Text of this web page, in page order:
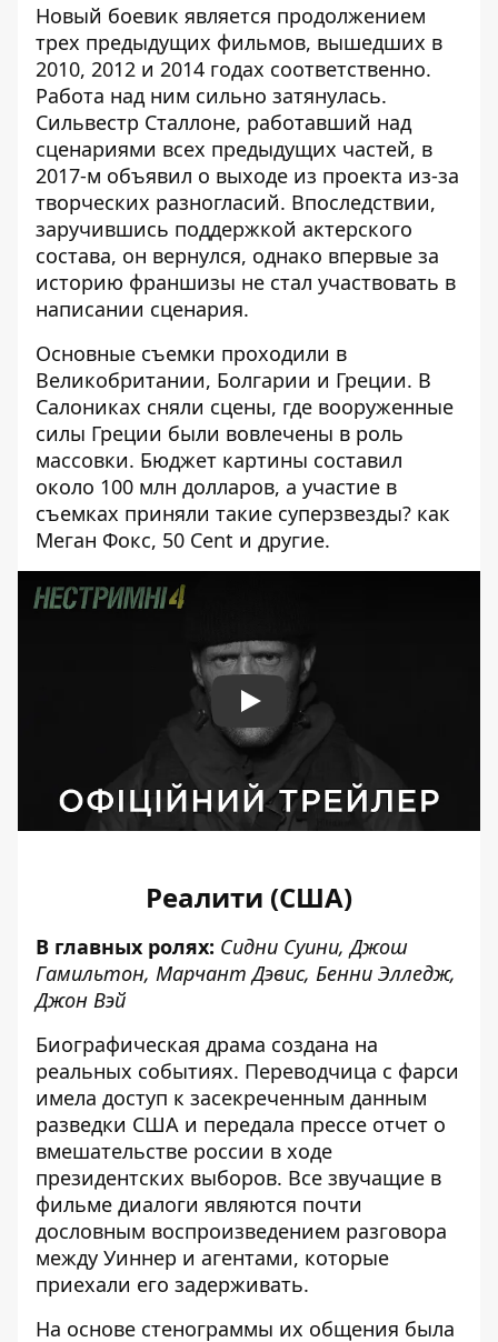
Новый боевик является продолжением
трех предыдущих фильмов, вышедших в
2010, 2012 и 2014 годах соответственно.
Работа над ним сильно затянулась.
Сильвестр Сталлоне, работавший над
сценариями всех предыдущих частей, в
2017-м объявил о выходе из проекта из-за
творческих разногласий. Впоследствии,
заручившись поддержкой актерского
состава, он вернулся, однако впервые за
историю франшизы не стал участвовать в
написании сценария.
Основные съемки проходили в
Великобритании, Болгарии и Греции. В
Салониках сняли сцены, где вооруженные
силы Греции были вовлечены в роль
массовки. Бюджет картины составил
около 100 млн долларов, а участие в
съемках приняли такие суперзвезды? как
Меган Фокс, 50 ​​Cent и другие.
Play
Реалити (США)
В главных ролях: Сидни Суини, Джош
Гамильтон, Марчант Дэвис, Бенни Элледж,
Джон Вэй
Биографическая драма создана на
реальных событиях. Переводчица c фарси
имела доступ к засекреченным данным
разведки США и передала прессе отчет о
вмешательстве россии в ходе
президентских выборов. Все звучащие в
фильме диалоги являются почти
дословным воспроизведением разговора
между Уиннер и агентами, которые
приехали его задерживать.
На основе стенограммы их общения была